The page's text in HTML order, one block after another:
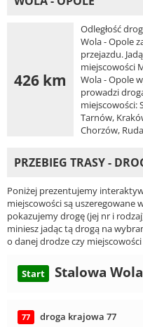
426 km
Odległość
Wola - Opole
przejazdu.
miejscowości
Wola - Opole
prowadzi
miejscowości:
Tarnów,
Chorzów,
PRZEBIEG TRASY -
Poniżej prezentujemy
miejscowości są uszeregowane
pokazujemy drogę (jej nr i
miniesz jadąc tą drogą na
o danej drodze czy
Start Stalowa Wola
77
droga krajowa 77